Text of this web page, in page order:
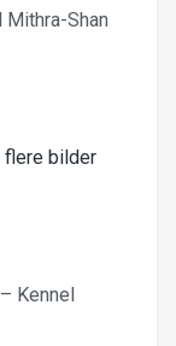
Mithra-Shan
flere bilder
Kennel